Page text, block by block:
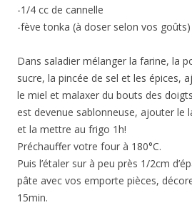
-1/4 cc de cannelle
-fève tonka (à doser selon vos goûts)
Dans saladier mélanger la farine, la
sucre, la pincée de sel et les épices,
le miel et malaxer du bouts des
est devenue sablonneuse, ajouter le
et la mettre au frigo 1h!
Préchauffer votre four à 180°C.
Puis l’étaler sur à peu près 1/2cm
pâte avec vos emporte pièces,
15min.